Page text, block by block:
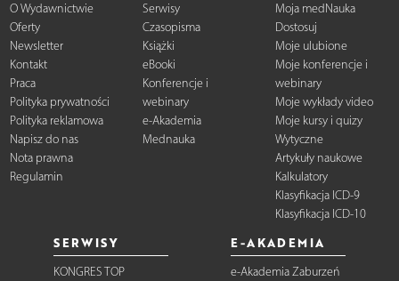
O Wydawnictwie
Oferty
Newsletter
Kontakt
Praca
Polityka prywatności
Polityka reklamowa
Napisz do nas
Nota prawna
Regulamin
Serwisy
Czasopisma
Książki
eBooki
Konferencje i
webinary
e-Akademia
Mednauka
Moja medNauka
Dostosuj
Moje ulubione
Moje konferencje i
webinary
Moje wykłady video
Moje kursy i quizy
Wytyczne
Artykuły naukowe
Kalkulatory
Klasyfikacja ICD-9
Klasyfikacja ICD-10
SERWISY
KONGRES TOP
E-AKADEMIA
e-Akademia Zaburzeń